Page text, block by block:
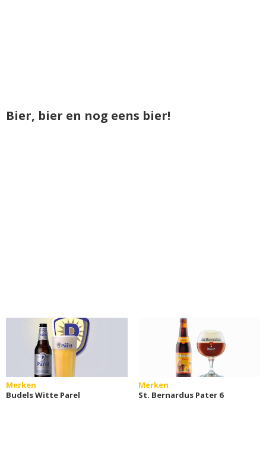
Bier, bier en nog eens bier!
Merken
Budels Witte Parel
Merken
St. Bernardus Pater 6